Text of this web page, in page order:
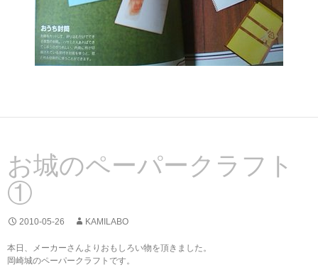
お城のペーパークラフト
①
2010-05-26 KAMILABO
本日、メーカーさんよりおもしろい物を頂きました。
岡崎城のペーパークラフトです。